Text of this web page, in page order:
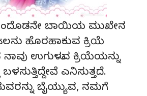
ಬಾಯಿಯ ಮುಖೇನ
ಹೊರಹಾಕುವ ಕ್ರಿಯೆ
ನಾವು ಉಗುಳುವ ಕ್ರಿಯೆಯನ್ನು
ಎನಿಸುತ್ತದೆ.
ಬೈಯ್ಯುವ, ನಮಗೆ